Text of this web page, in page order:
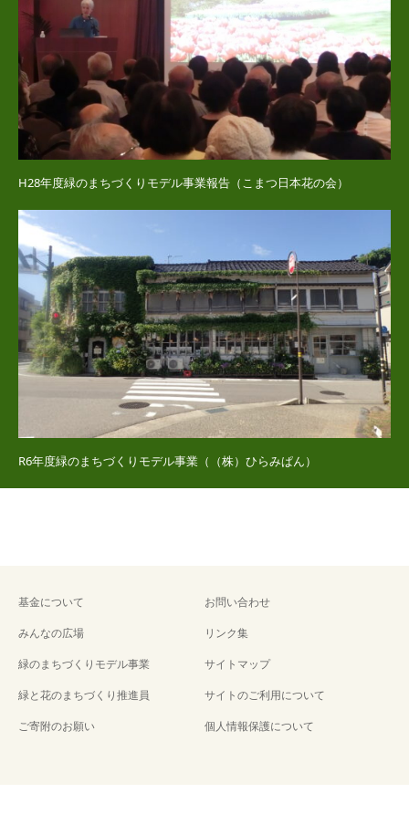
H28年度緑のまちづくりモデル事業報告（こまつ日本花の会）
R6年度緑のまちづくりモデル事業（（株）ひらみぱん）
基金について
みんなの広場
緑のまちづくりモデル事業
緑と花のまちづくり推進員
ご寄附のお願い
お問い合わせ
リンク集
サイトマップ
サイトのご利用について
個人情報保護について